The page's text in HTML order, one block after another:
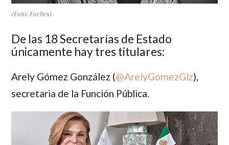
(Foto: Forbes)
De las 18 Secretarías de Estado
únicamente hay tres titulares:
Arely Gómez González (@ArelyGomezGlz),
secretaria de la Función Pública.